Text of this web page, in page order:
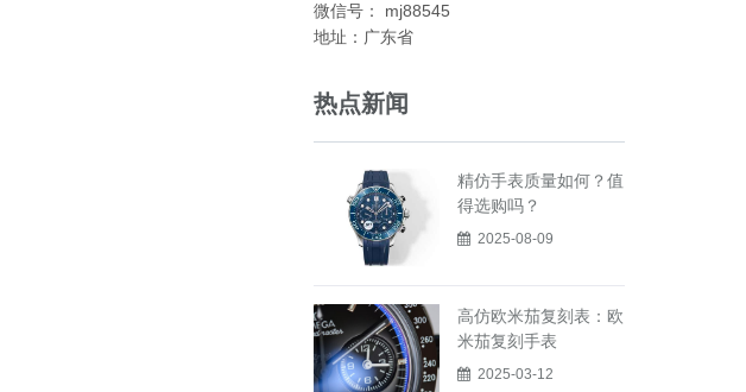
微信号： mj88545
地址：广东省
热点新闻
精仿手表质量如何？值
得选购吗？
2025-08-09
高仿欧米茄复刻表：欧
米茄复刻手表
2025-03-12